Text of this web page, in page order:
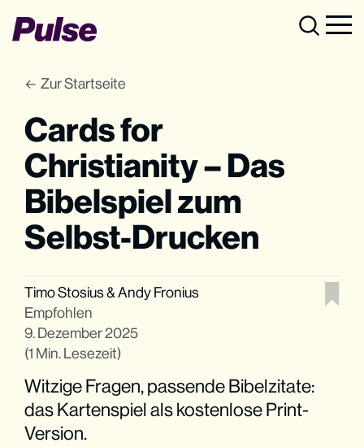
Zur Startseite
Cards for
Christianity – Das
Bibelspiel zum
Selbst-Drucken
Timo Stosius&Andy Fronius
Empfohlen
9. Dezember 2025
(1 Min. Lesezeit)
Witzige Fragen, passende Bibelzitate:
das Kartenspiel als kostenlose Print-
Version.